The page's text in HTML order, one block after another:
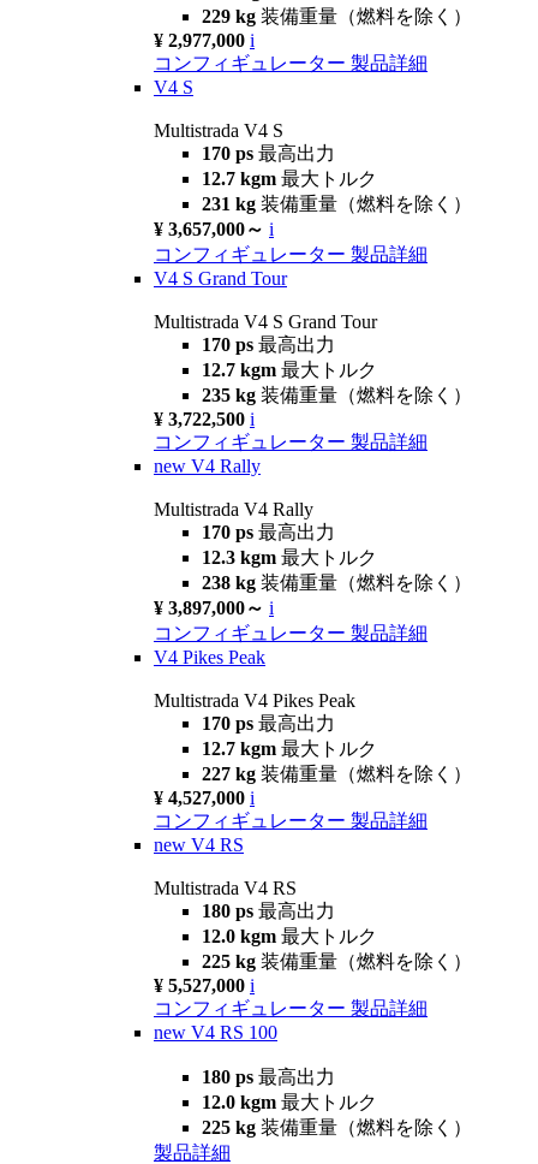
229 kg 装備重量（燃料を除く）
¥ 2,977,000 i
コンフィギュレーター 製品詳細
V4 S
Multistrada V4 S
170 ps 最高出力
12.7 kgm 最大トルク
231 kg 装備重量（燃料を除く）
¥ 3,657,000～ i
コンフィギュレーター 製品詳細
V4 S Grand Tour
Multistrada V4 S Grand Tour
170 ps 最高出力
12.7 kgm 最大トルク
235 kg 装備重量（燃料を除く）
¥ 3,722,500 i
コンフィギュレーター 製品詳細
new V4 Rally
Multistrada V4 Rally
170 ps 最高出力
12.3 kgm 最大トルク
238 kg 装備重量（燃料を除く）
¥ 3,897,000～ i
コンフィギュレーター 製品詳細
V4 Pikes Peak
Multistrada V4 Pikes Peak
170 ps 最高出力
12.7 kgm 最大トルク
227 kg 装備重量（燃料を除く）
¥ 4,527,000 i
コンフィギュレーター 製品詳細
new V4 RS
Multistrada V4 RS
180 ps 最高出力
12.0 kgm 最大トルク
225 kg 装備重量（燃料を除く）
¥ 5,527,000 i
コンフィギュレーター 製品詳細
new V4 RS 100
180 ps 最高出力
12.0 kgm 最大トルク
225 kg 装備重量（燃料を除く）
製品詳細